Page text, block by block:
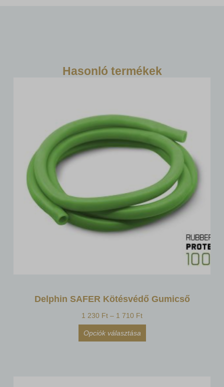
Hasonló termékek
Delphin SAFER Kötésvédő Gumicső
1 230 Ft – 1 710 Ft
Opciók választása